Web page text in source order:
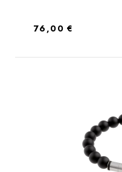
Regulärer Preis:
76,00 €